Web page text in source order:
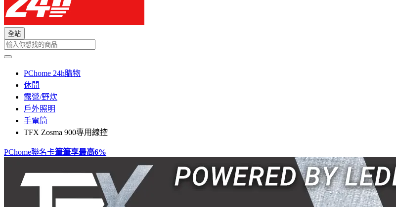
全站
PChome 24h購物
休閒
露營/野炊
戶外照明
手電筒
TFX Zosma 900專用線控
PChome聯名卡筆筆享最高6%